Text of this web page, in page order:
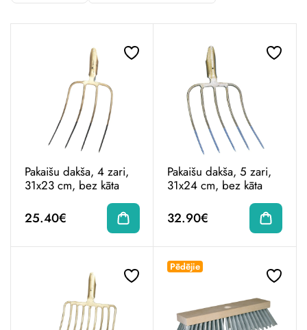
Pakaišu dakša, 4 zari,
31x23 cm, bez kāta
25.40€
Pakaišu dakša, 5 zari,
31x24 cm, bez kāta
32.90€
Pēdējie